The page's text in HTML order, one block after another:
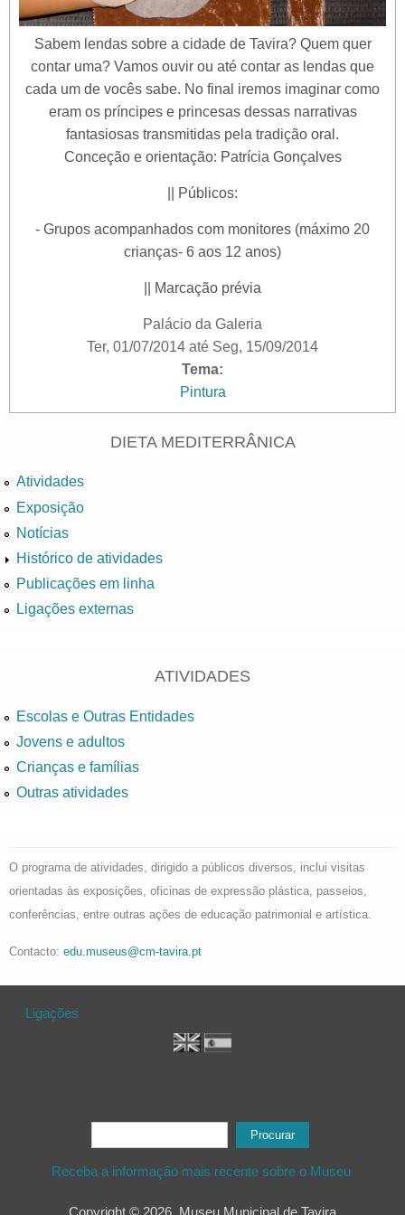
Sabem lendas sobre a cidade de Tavira? Quem quer
contar uma? Vamos ouvir ou até contar as lendas que
cada um de vocês sabe. No final iremos imaginar como
eram os príncipes e princesas dessas narrativas
fantasiosas transmitidas pela tradição oral.
Conceção e orientação: Patrícia Gonçalves
|| Públicos:
- Grupos acompanhados com monitores (máximo 20
crianças- 6 aos 12 anos)
|| Marcação prévia
Palácio da Galeria
Ter, 01/07/2014 até Seg, 15/09/2014
Tema:
Pintura
DIETA MEDITERRÂNICA
Atividades
Exposição
Notícias
Histórico de atividades
Publicações em linha
Ligações externas
ATIVIDADES
Escolas e Outras Entidades
Jovens e adultos
Crianças e famílias
Outras atividades
O programa de atividades, dirigido a públicos diversos, inclui visitas
orientadas às exposições, oficinas de expressão plástica, passeios,
conferências, entre outras ações de educação patrimonial e artística.
Contacto: edu.museus@cm-tavira.pt
Ligações
Formulário de procura
Receba a informação mais recente sobre o Museu
Copyright © 2026, Museu Municipal de Tavira